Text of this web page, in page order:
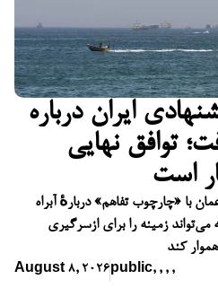
ایران درباره
توافق نهایی
است
با «چارچوب تفاهم» دربارهٔ آبراه
زمینه را برای ازسرگیری
کند
August 8, 2026 public, , , ,